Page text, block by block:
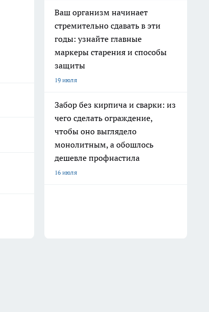
Ваш организм начинает
стремительно сдавать в эти
годы: узнайте главные
маркеры старения и способы
защиты
19 июля
Забор без кирпича и сварки: из
чего сделать ограждение,
чтобы оно выглядело
монолитным, а обошлось
дешевле профнастила
16 июля